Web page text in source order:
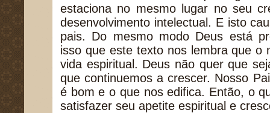
estaciona no mesmo lugar no seu
desenvolvimento intelectual. E isto
pais. Do mesmo modo Deus está
isso que este texto nos lembra que o
vida espiritual. Deus não quer que
que continuemos a crescer. Nosso
é bom e o que nos edifica. Então, o
satisfazer seu apetite espiritual e